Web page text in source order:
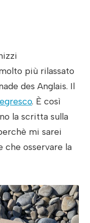
più rilassato
des Anglais. Il
. È così
la scritta sulla
mi sarei
osservare la